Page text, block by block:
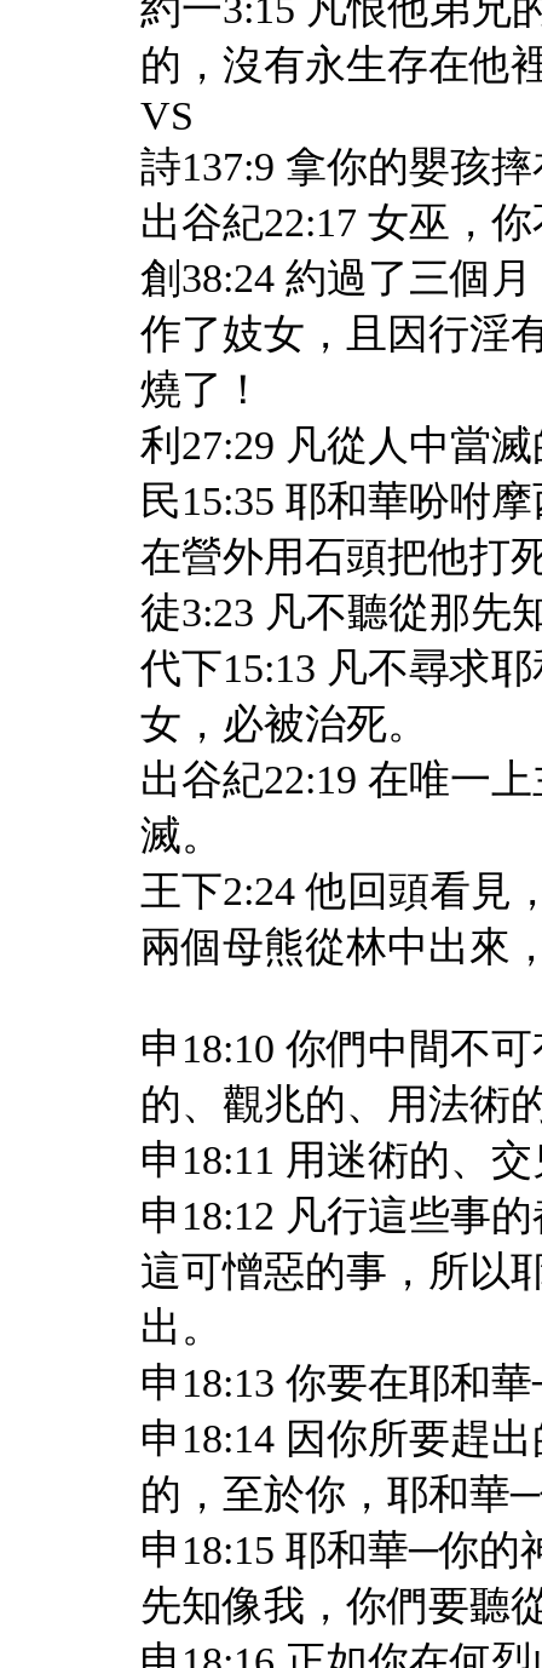
的，沒有永生存在他
VS
詩137:9 拿你的嬰孩
出谷紀22:17 女巫，
創38:24 約過了三個
作了妓女，且因行淫
燒了！
利27:29 凡從人中當
民15:35 耶和華吩咐
在營外用石頭把他打
徒3:23 凡不聽從那先
代下15:13 凡不尋求
女，必被治死。
出谷紀22:19 在唯一
滅。
王下2:24 他回頭看見
兩個母熊從林中出來
申18:10 你們中間不
的、觀兆的、用法術
申18:11 用迷術的、
申18:12 凡行這些事
這可憎惡的事，所以
出。
申18:13 你要在耶和
申18:14 因你所要趕
的，至於你，耶和華
申18:15 耶和華─你的
先知像我，你們要聽